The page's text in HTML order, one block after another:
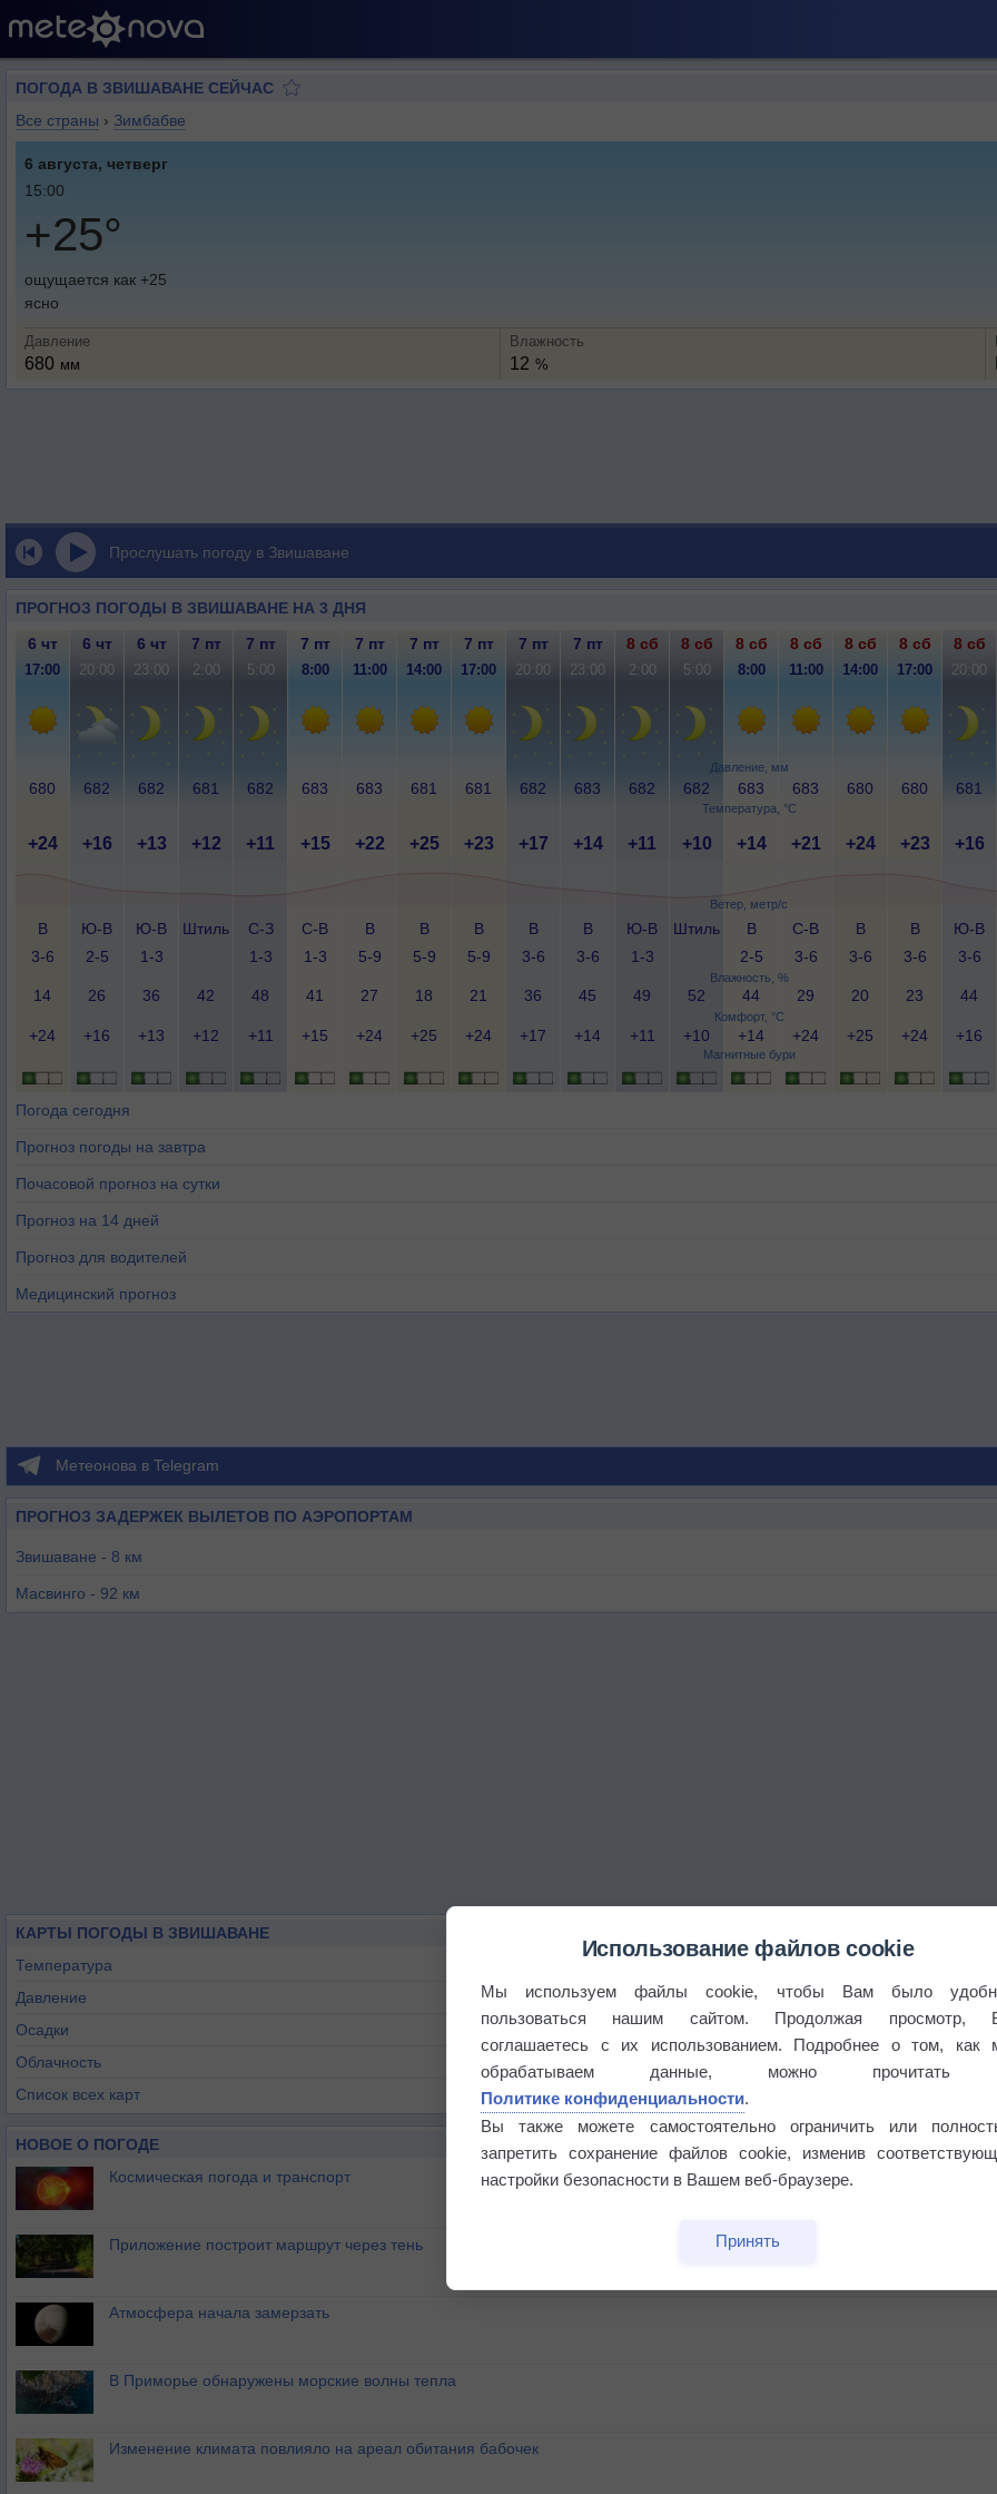
ПОГОДА В ЗВИШАВАНЕ СЕЙЧАС
Все страны › Зимбабве
6 августа, четверг
15:00
+25°
ощущается как +25
ясно
Давление
680 мм
Влажность
12 %
Прослушать погоду в Звишаване
ПРОГНОЗ ПОГОДЫ В ЗВИШАВАНЕ НА 3 ДНЯ
Давление, мм
Температура, °C
Ветер, метр/с
Влажность, %
Комфорт, °C
Магнитные бури
6 чт 6 чт 6 чт 7 пт 7 пт 7 пт 7 пт 7 пт 7 пт 7 пт 7 пт 8 сб 8 сб 8 сб 8 сб 8 сб 8 сб 8 сб
17:00 20:00 23:00 2:00 5:00 8:00 11:00 14:00 17:00 20:00 23:00 2:00 5:00 8:00 11:00 14:00 17:00 20:00
680 682 682 681 682 683 683 681 681 682 683 682 682 683 683 680 680 681
+24 +16 +13 +12 +11 +15 +22 +25 +23 +17 +14 +11 +10 +14 +21 +24 +23 +16
В
3-6
Ю-В
2-5
Ю-В
1-3
Штиль
С-З
1-3
С-В
1-3
В
5-9
В
5-9
В
5-9
В
3-6
В
3-6
Ю-В
1-3
Штиль
В
2-5
С-В
3-6
В
3-6
В
3-6
Ю-В
3-6
14 26 36 42 48 41 27 18 21 36 45 49 52 44 29 20 23 44
+24 +16 +13 +12 +11 +15 +24 +25 +24 +17 +14 +11 +10 +14 +24 +25 +24 +16
Погода сегодня
Прогноз погоды на завтра
Почасовой прогноз на сутки
Прогноз на 14 дней
Прогноз для водителей
Медицинский прогноз
Метеонова в Telegram
ПРОГНОЗ ЗАДЕРЖЕК ВЫЛЕТОВ ПО АЭРОПОРТАМ
Звишаване - 8 км
Масвинго - 92 км
КАРТЫ ПОГОДЫ В ЗВИШАВАНЕ
Температура
Давление
Осадки
Облачность
Список всех карт
НОВОЕ О ПОГОДЕ
Космическая погода и транспорт
Приложение построит маршрут через тень
Атмосфера начала замерзать
В Приморье обнаружены морские волны тепла
Изменение климата повлияло на ареал обитания бабочек
Использование файлов cookie
Мы используем файлы cookie, чтобы Вам было
пользоваться нашим сайтом. Продолжая просмотр,
соглашаетесь с их использованием. Подробнее о том, как
обрабатываем данные, можно прочитать
Политике конфиденциальности.
Вы также можете самостоятельно ограничить или
запретить сохранение файлов cookie, изменив
настройки безопасности в Вашем веб-браузере.
Принять